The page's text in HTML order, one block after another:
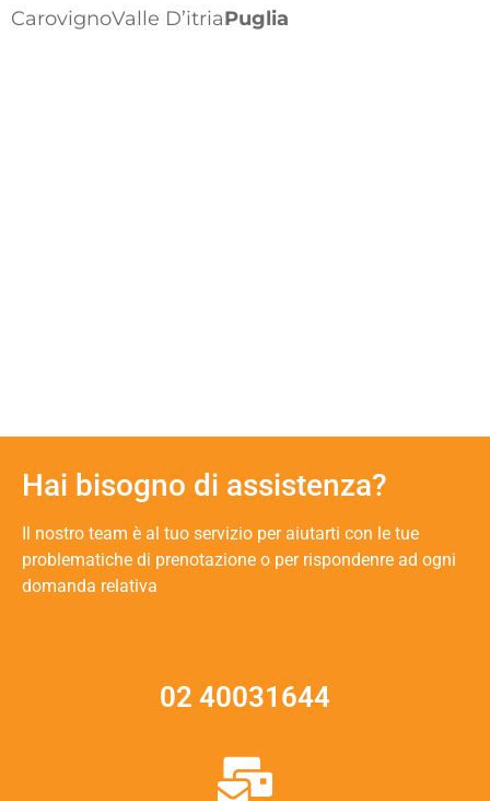
CarovignoValle D’itriaPuglia
Hai bisogno di assistenza?
Il nostro team è al tuo servizio per aiutarti con le tue
problematiche di prenotazione o per rispondenre ad ogni
domanda relativa
02 40031644